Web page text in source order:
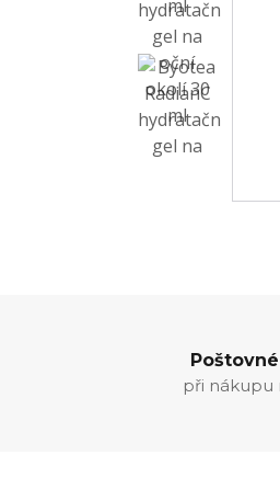
při nákupu